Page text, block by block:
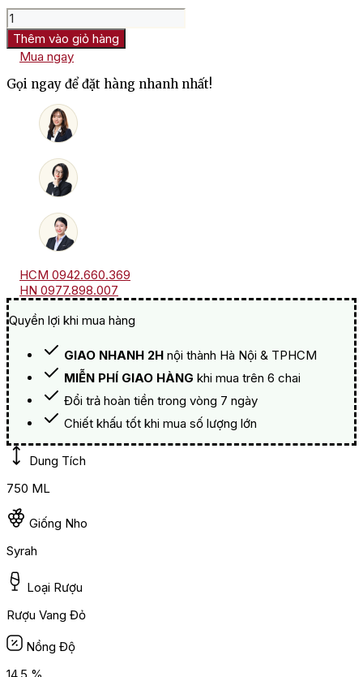
Rượu
Vang
M.Chapoutier
Les
Granilites
Saint
Joseph
Thêm vào giỏ hàng
Mua ngay
Gọi ngay để đặt hàng nhanh nhất!
HCM 0942.660.369
HN 0977.898.007
Quyền lợi khi mua hàng
GIAO NHANH 2H nội thành Hà Nội & TPHCM
MIỄN PHÍ GIAO HÀNG khi mua trên 6 chai
Đổi trả hoàn tiền trong vòng 7 ngày
Chiết khấu tốt khi mua số lượng lớn
Dung Tích
750 ML
Giống Nho
Syrah
Loại Rượu
Rượu Vang Đỏ
Nồng Độ